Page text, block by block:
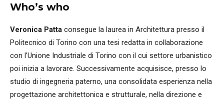
Who’s who
Veronica Patta consegue la laurea in Architettura presso il
Politecnico di Torino con una tesi redatta in collaborazione
con l’Unione Industriale di Torino con il cui settore urbanistico
poi inizia a lavorare. Successivamente acquisisce, presso lo
studio di ingegneria paterno, una consolidata esperienza nella
progettazione architettonica e strutturale, nella direzione e